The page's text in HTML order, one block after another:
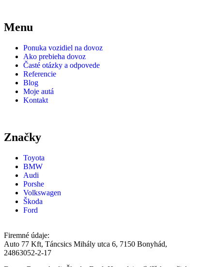
Menu
Ponuka vozidiel na dovoz
Ako prebieha dovoz
Časté otázky a odpovede
Referencie
Blog
Moje autá
Kontakt
Značky
Toyota
BMW
Audi
Porshe
Volkswagen
Škoda
Ford
Firemné údaje:
Auto 77 Kft, Táncsics Mihály utca 6, 7150 Bonyhád,
24863052-2-17